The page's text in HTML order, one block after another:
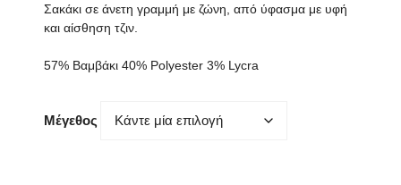
was:
225,00 €.
τιμή
Σακάκι σε άνετη γραμμή με ζώνη, από ύφασμα με υφή
και αίσθηση τζιν.
57% Βαμβάκι 40% Polyester 3% Lycra
Μέγεθος